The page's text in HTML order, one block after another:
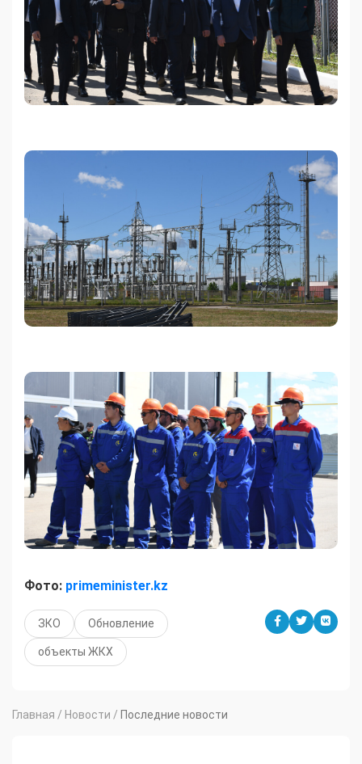
Фото: primeminister.kz
ЗКО Обновление
объекты ЖКХ
Главная / Новости / Последние новости